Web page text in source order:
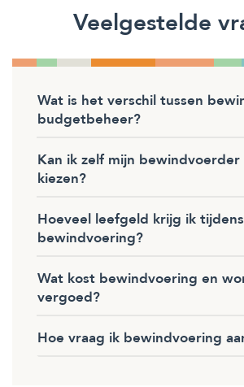
Veelgestelde
Wat is het verschil tussen
budgetbeheer?
Kan ik zelf mijn bewindvoerder
kiezen?
Hoeveel leefgeld krijg ik tijdens
bewindvoering?
Wat kost bewindvoering en
vergoed?
Hoe vraag ik bewindvoering